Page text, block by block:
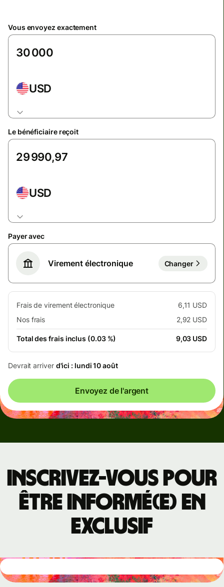
Vous envoyez exactement
USD
Le bénéficiaire reçoit
USD
Payer avec
Virement électronique Changer
Frais de virement électronique
6,11 USD
Nos frais
2,92 USD
Total des frais inclus (0.03 %) 9,03 USD
Devrait arriver d'ici : lundi 10 août
Envoyez de l'argent
Inscrivez-vous pour
être informé(e) en
exclusif